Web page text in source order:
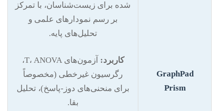
GraphPad
Prism
شده برای زیست‌شناسان، با تمرکز
بر رسم نمودارهای علمی و
تحلیل‌های پایه.
کاربرد:
آزمون‌های T، ANOVA،
رگرسیون غیرخطی (مخصوصاً
برای منحنی‌های دوز-پاسخ)، تحلیل
بقا.